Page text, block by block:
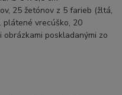
25 žetónov z 5 farieb (žltá,
plátené vrecúško, 20
poskladanými zo